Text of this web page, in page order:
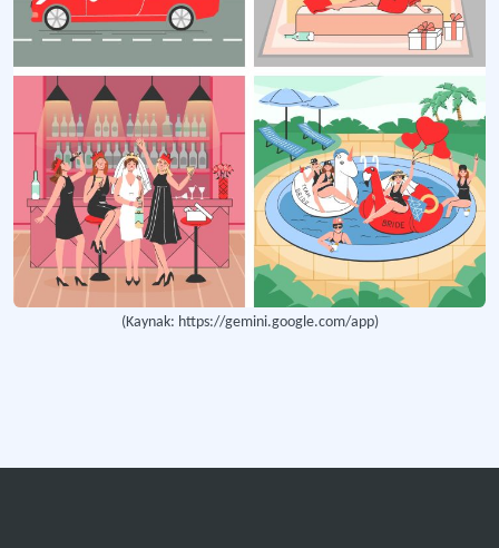
(Kaynak: https://gemini.google.com/app)